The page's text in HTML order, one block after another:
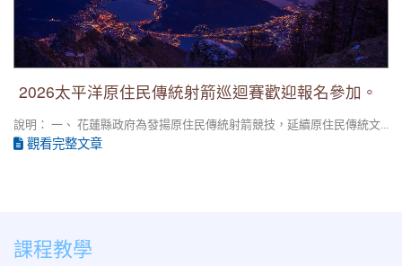
2026太平洋原住民傳統射箭巡迴賽歡迎報名參加。
說明： 一、 花蓮縣政府為發揚原住民傳統射箭競技，延續原住民傳統文...
觀看完整文章
課程教學